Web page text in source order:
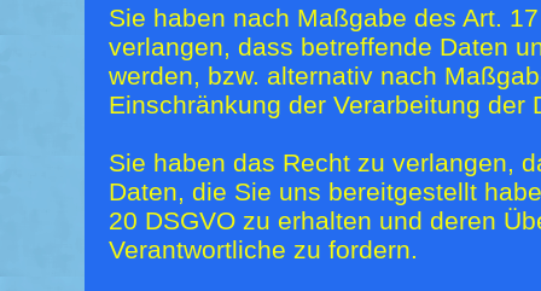
Sie haben nach Maßgabe des Art.
verlangen, dass betreffende Daten
werden, bzw. alternativ nach
Einschränkung der Verarbeitung der
Sie haben das Recht zu verlangen,
Daten, die Sie uns bereitgestellt
20 DSGVO zu erhalten und deren
Verantwortliche zu fordern.